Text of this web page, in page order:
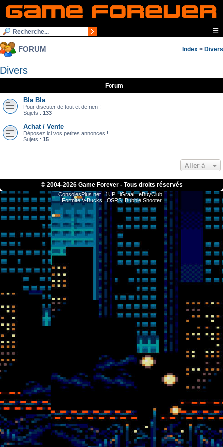
☰
FORUM Index > Divers
Divers
Forum
Bla Bla
Pour discuter de tout et de rien !
Sujets : 133
Achat / Vente
Déposez ici vos petites annonces !
Sujets : 15
Aller à
© 2004-2026 Game Forever - Tous droits réservés
ConsolesPlus.net 1UP iGraal
eBuyClub
Fortnite V-Bucks
OSRS Bubble Shooter